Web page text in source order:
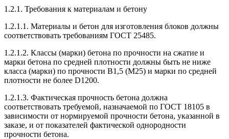
1.2.1. Требования к материалам и бетону
1.2.1.1. Материалы и бетон для изготовления блоков должны
соответствовать требованиям ГОСТ 25485.
1.2.1.2. Классы (марки) бетона по прочности на сжатие и
марки бетона по средней плотности должны быть не ниже
класса (марки) по прочности В1,5 (М25) и марки по средней
плотности не более D1200.
1.2.1.3. Фактическая прочность бетона должна
соответствовать требуемой, назначаемой по ГОСТ 18105 в
зависимости от нормируемой прочности бетона, указанной в
заказе, и от показателей фактической однородности
прочности бетона.